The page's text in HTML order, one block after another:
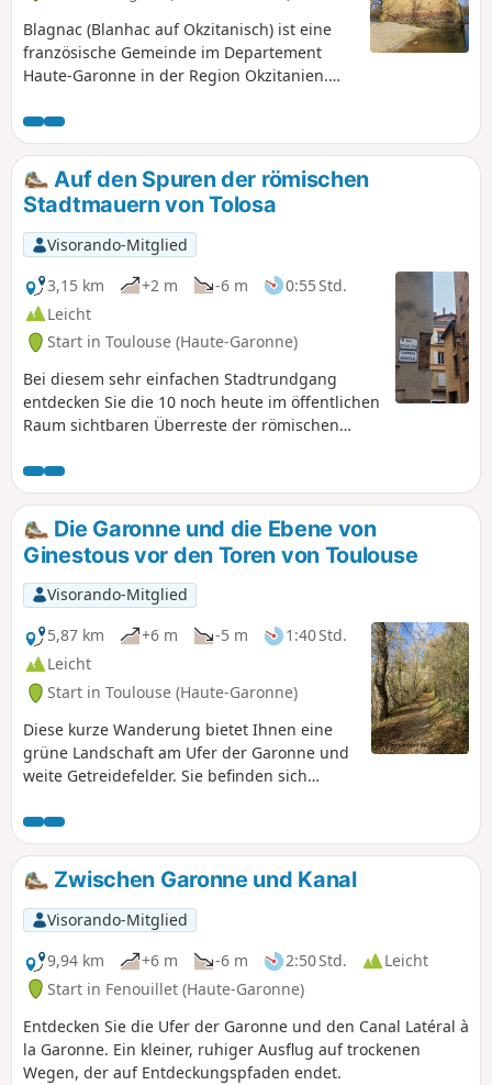
Blagnac (Blanhac auf Okzitanisch) ist eine
französische Gemeinde im Departement
Haute-Garonne in der Region Okzitanien.
ihre Museen zum Thema Luftfahrt, ihren
Veranstaltungssaal Odyssud, aber auch für
den großen Park Ramiervc v am Ufer der
Garonne, wo man sich mit Freunden und
Familie zu einem Picknick treffen kann.
Auf den Spuren der römischen
Stadtmauern von Tolosa
Visorando-Mitglied
3,15 km
+2 m -6 m
0:55 Std.
Leicht
Start in Toulouse (Haute-Garonne)
Bei diesem sehr einfachen Stadtrundgang
entdecken Sie die 10 noch heute im öffentlichen
Raum sichtbaren Überreste der römischen
Jahrhundert nach Christus. Die Dauer dieses
Spaziergangs verlängert sich um die Zeit, die
Sie für die Besichtigung der
Sehenswürdigkeiten benötigen.
Die Garonne und die Ebene von
Ginestous vor den Toren von Toulouse
Visorando-Mitglied
5,87 km
+6 m -5 m
1:40 Std.
Leicht
Start in Toulouse (Haute-Garonne)
Diese kurze Wanderung bietet Ihnen eine
grüne Landschaft am Ufer der Garonne und
weite Getreidefelder. Sie befinden sich
dennoch nur einen Katzensprung vom
Großraum Toulouse entfernt.
Zwischen Garonne und Kanal
Visorando-Mitglied
9,94 km
+6 m -6 m 2:50 Std.
Leicht
Start in Fenouillet (Haute-Garonne)
Entdecken Sie die Ufer der Garonne und den Canal Latéral à
la Garonne. Ein kleiner, ruhiger Ausflug auf trockenen
Wegen, der auf Entdeckungspfaden endet.